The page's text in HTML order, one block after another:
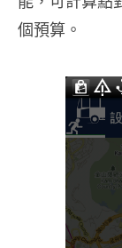
個預算。